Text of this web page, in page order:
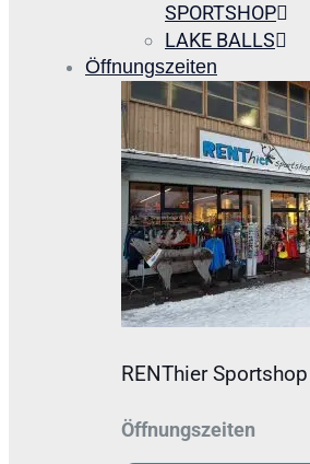
SPORTSHOP
LAKE BALLS
Öffnungszeiten
RENThier Sportshop
Öffnungszeiten